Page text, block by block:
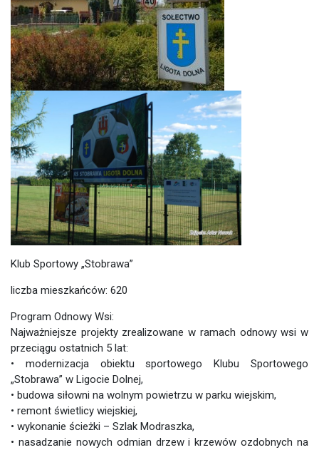
Klub Sportowy „Stobrawa”
liczba mieszkańców: 620
Program Odnowy Wsi:
Najważniejsze projekty zrealizowane w ramach odnowy wsi w
przeciągu ostatnich 5 lat:
• modernizacja obiektu sportowego Klubu Sportowego
„Stobrawa” w Ligocie Dolnej,
• budowa siłowni na wolnym powietrzu w parku wiejskim,
• remont świetlicy wiejskiej,
• wykonanie ścieżki – Szlak Modraszka,
• nasadzanie nowych odmian drzew i krzewów ozdobnych na